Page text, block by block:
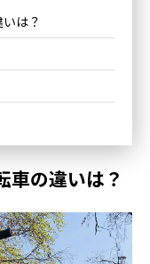
は？
車の違いは？